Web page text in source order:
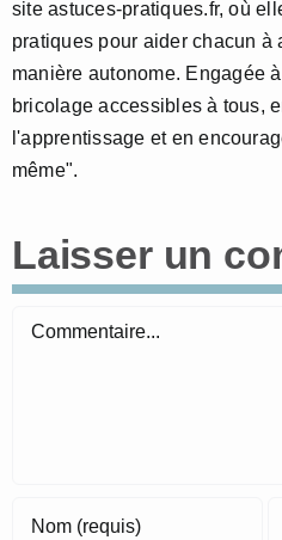
site astuces-pratiques.fr, où
pratiques pour aider chacun à
manière autonome. Engagée
bricolage accessibles à tous,
l'apprentissage et en
même".
Laisser un
Commentaire